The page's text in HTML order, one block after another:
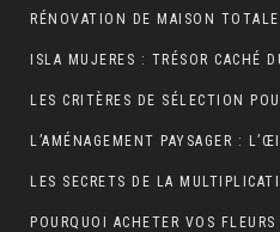
L’AMÉNAGEMENT PAYSAGER :